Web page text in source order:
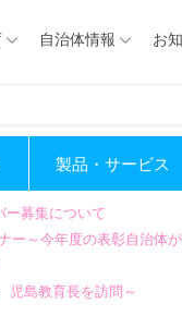
自治体情報 お
製品・サービス
ー募集について
ー～今年度の表彰自治体
島教育長を訪問～